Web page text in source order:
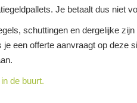
Je betaalt dus niet
schuttingen en dergelijke
een offerte aanvraagt op deze
de buurt.